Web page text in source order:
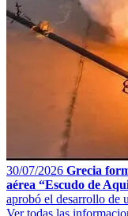
30/07/2026 Grecia
aérea “Escudo de
aprobó el desarrollo de
Ver todas las